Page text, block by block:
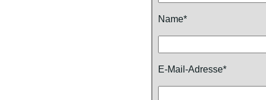
Name*
E-Mail-Adresse*